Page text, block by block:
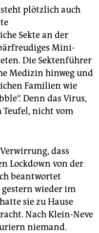
plötzlich auch
Sekte an der
Mini-
Die Sektenführer
Medizin hinweg und
Familien wie
Denn das Virus,
Teufel, nicht vom
dass
Lockdown von der
beantwortet
wieder im
sie zu Hause
Nach Klein-Neve
niemand.